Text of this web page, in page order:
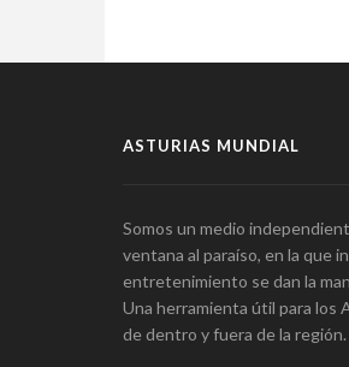
ASTURIAS MUNDIAL
Somos un medio
ventana al paraíso, en la que
entretenimiento se dan la
Una herramienta útil para los
de dentro y fuera de la región.